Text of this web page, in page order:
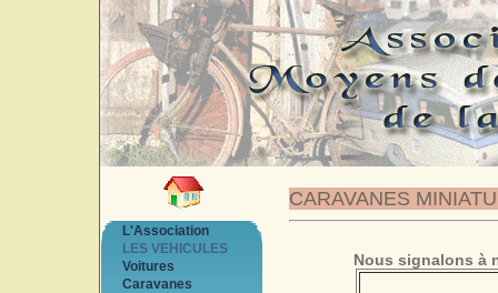
CARAVANES
L'Association
LES VEHICULES
Voitures
Caravanes
Nous signalons à